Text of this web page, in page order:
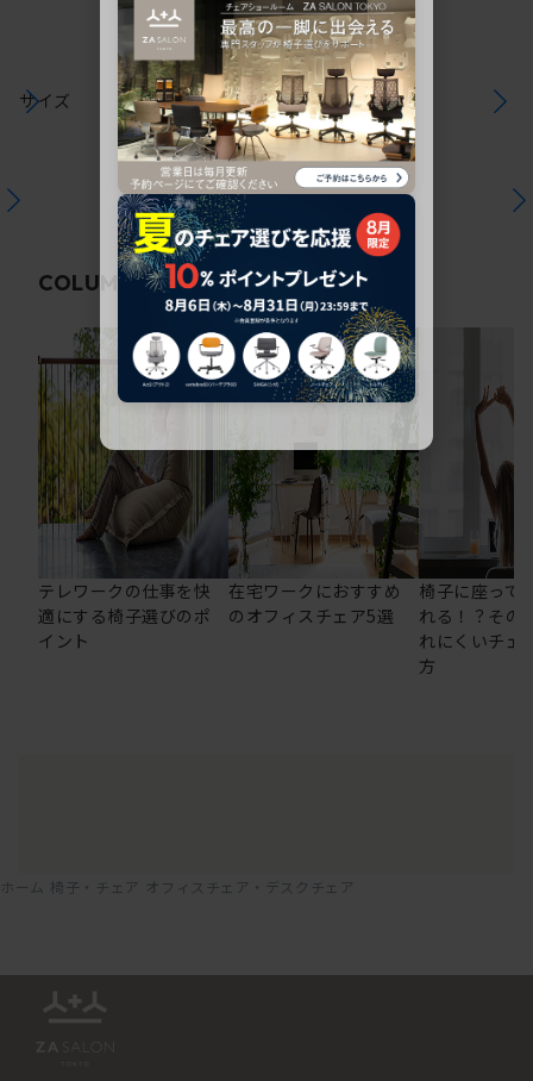
サイズ
COLUMN関連コラム
テレワークの仕事を快
適にする椅子選びのポ
イント
在宅ワークにおすすめ
のオフィスチェア5選
椅子に座って
れる！？その
れにくいチェ
方
ホーム 椅子・チェア オフィスチェア・デスクチェア